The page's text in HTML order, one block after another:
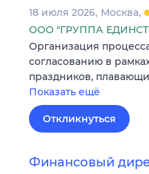
18 июля 2026 Москва
ООО "ГРУППА
Организация
согласованию в
праздников,
Показать ещё
Откликнуться
Финансовый